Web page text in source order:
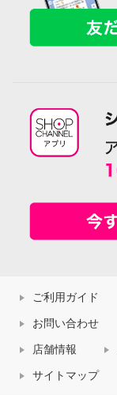
ご利用ガイド
お問い合わせ
店舗情報
サイトマップ